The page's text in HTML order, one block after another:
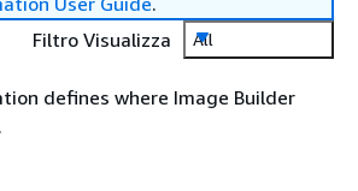
Filtro Visualizza
All
defines where Image Builder